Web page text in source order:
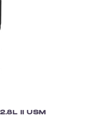
II USM